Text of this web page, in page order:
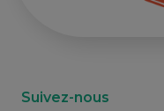
Suivez-nous